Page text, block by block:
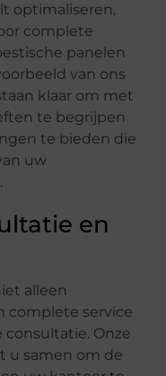
optimaliseren,
complete
panelen
van ons
klaar om met
te begrijpen
te bieden die
uw
en
alleen
complete service
Onze
u samen om de